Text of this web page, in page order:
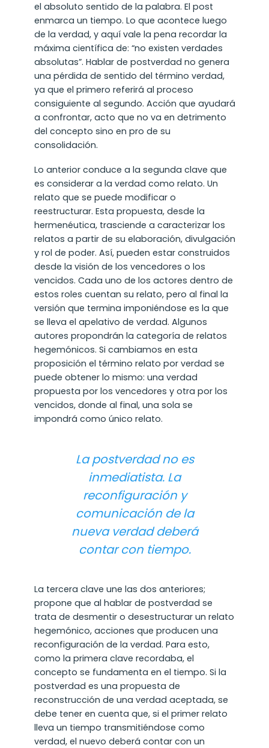
el absoluto sentido de la palabra. El post
enmarca un tiempo. Lo que acontece luego
de la verdad, y aquí vale la pena recordar la
máxima científica de: “no existen verdades
absolutas”. Hablar de postverdad no genera
una pérdida de sentido del término verdad,
ya que el primero referirá al proceso
consiguiente al segundo. Acción que ayudará
a confrontar, acto que no va en detrimento
del concepto sino en pro de su
consolidación.
Lo anterior conduce a la segunda clave que
es considerar a la verdad como relato. Un
relato que se puede modificar o
reestructurar. Esta propuesta, desde la
hermenéutica, trasciende a caracterizar los
relatos a partir de su elaboración, divulgación
y rol de poder. Así, pueden estar construidos
desde la visión de los vencedores o los
vencidos. Cada uno de los actores dentro de
estos roles cuentan su relato, pero al final la
versión que termina imponiéndose es la que
se lleva el apelativo de verdad. Algunos
autores propondrán la categoría de relatos
hegemónicos. Si cambiamos en esta
proposición el término relato por verdad se
puede obtener lo mismo: una verdad
propuesta por los vencedores y otra por los
vencidos, donde al final, una sola se
impondrá como único relato.
La postverdad no es
inmediatista. La
reconfiguración y
comunicación de la
nueva verdad deberá
contar con tiempo.
La tercera clave une las dos anteriores;
propone que al hablar de postverdad se
trata de desmentir o desestructurar un relato
hegemónico, acciones que producen una
reconfiguración de la verdad. Para esto,
como la primera clave recordaba, el
concepto se fundamenta en el tiempo. Si la
postverdad es una propuesta de
reconstrucción de una verdad aceptada, se
debe tener en cuenta que, si el primer relato
lleva un tiempo transmitiéndose como
verdad, el nuevo deberá contar con un